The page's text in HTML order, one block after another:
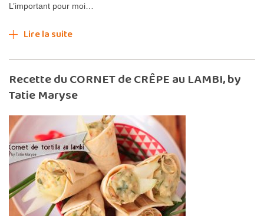
L’important pour moi…
Lire la suite
Recette du CORNET de CRÊPE au LAMBI, by
Tatie Maryse